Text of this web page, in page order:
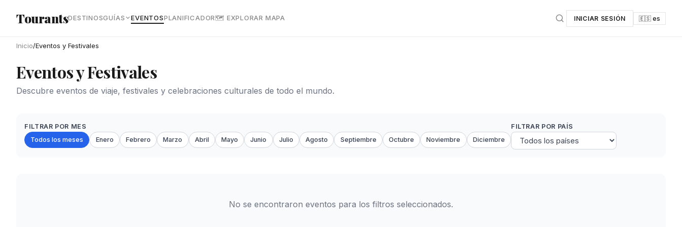
TourantsDESTINOSGUÍAS EVENTOSPLANIFICADOR🗺 EXPLORAR MAPA INICIAR SESIÓN 🇪🇸 es
Inicio/Eventos y Festivales
Eventos y Festivales
Descubre eventos de viaje, festivales y celebraciones culturales de todo el mundo.
FILTRAR POR MES
Todos los meses
Enero Febrero Marzo Abril Mayo Junio Julio Agosto Septiembre Octubre Noviembre Diciembre
FILTRAR POR PAÍS
No se encontraron eventos para los filtros seleccionados.